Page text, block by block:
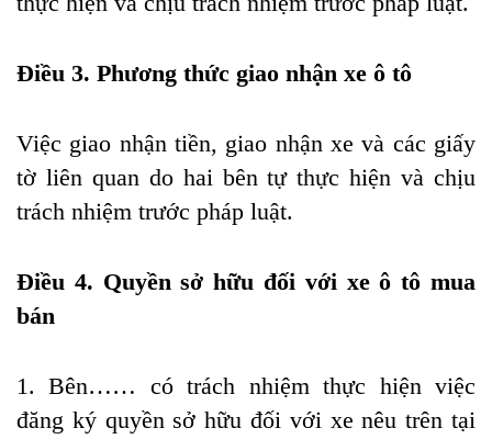
Điều 3. Phương thức giao nhận xe ô tô
Việc giao nhận tiền, giao nhận xe và các giấy
tờ liên quan do hai bên tự thực hiện và chịu
trách nhiệm trước pháp luật.
Điều 4. Quyền sở hữu đối với xe ô tô mua
bán
1. Bên…… có trách nhiệm thực hiện việc
đăng ký quyền sở hữu đối với xe nêu trên tại